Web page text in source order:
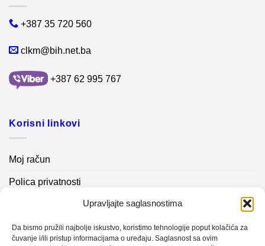
Upravljajte saglasnostima
Da bismo pružili najbolje iskustvo, koristimo tehnologije poput kolačića za
čuvanje i/ili pristup informacijama o uređaju. Saglasnost sa ovim
+387 35 720 560
clkm@bih.net.ba
+387 62 995 767
Korisni linkovi
Moj račun
Polica privatnosti
Kontakt info